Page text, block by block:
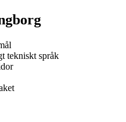
tekniskt språk